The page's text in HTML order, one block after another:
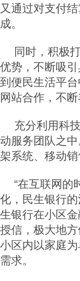
又通过对支付
成。
同时，积极
优势，不断吸
到便民生活平
网站合作，不
充分利用科
动服务团队之
架系统、移动
“在互联网的
化，民生银行
生银行在小区
授信，极大地
小区内以家庭
需求。